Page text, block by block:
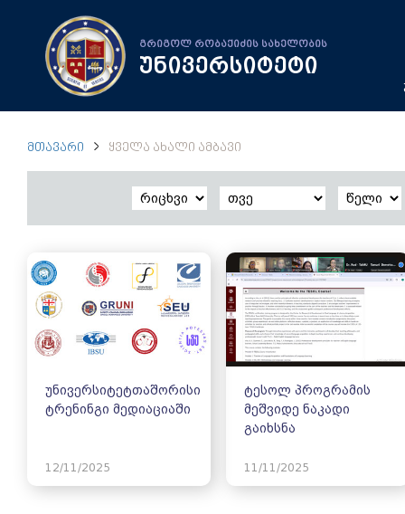
გრიგოლ რობაქიძის სახელობის
უნივერსიტეტი
ᲛᲗᲐᲕᲐᲠᲘ ᲧᲕᲔᲚᲐ ᲐᲮᲐᲚᲘ ᲐᲛᲑᲐᲕᲘ
უნივერსიტეტთაშორისი
ტრენინგი მედიაციაში
12/11/2025
ტესოლ პროგრამის
მეშვიდე ნაკადი
გაიხსნა
11/11/2025